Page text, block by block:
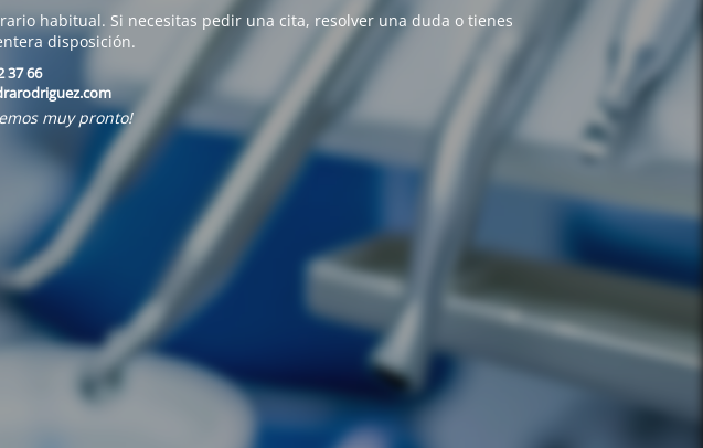
habitual. Si necesitas pedir una cita, resolver una duda o tienes
disposición.
37 66
muy pronto!